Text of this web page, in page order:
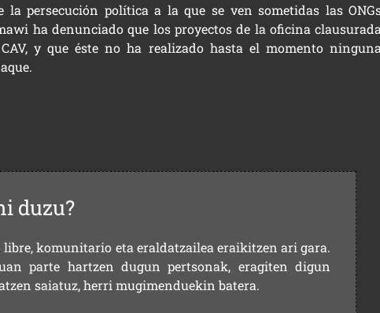
persecución política a la que se ven sometidas las
ha denunciado que los proyectos de la oficina clausurada
y que éste no ha realizado hasta el momento ninguna
duzu?
komunitario eta eraldatzailea eraikitzen ari gara.
parte hartzen dugun pertsonak, eragiten digun
saiatuz, herri mugimenduekin batera.